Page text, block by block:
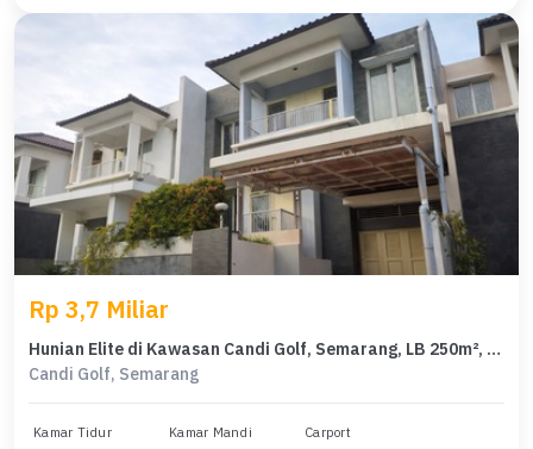
Rp 3,7 Miliar
Hunian Elite di Kawasan Candi Golf, Semarang, LB 250m², Harga 3,7 Miliar
Candi Golf, Semarang
Kamar Tidur Kamar Mandi Carport